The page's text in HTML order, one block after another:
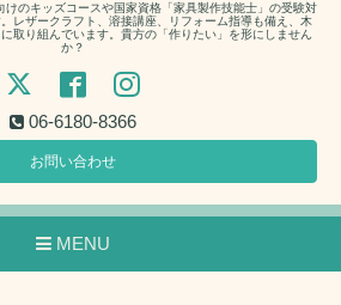
のキッズコースや国家資格「家具製作技能士」の受験対
レザークラフト、溶接講座、リフォーム指導も備え、木
取り組んでいます。貴方の「作りたい」を形にしません
か？
06-6180-8366
お問い合わせ
MENU